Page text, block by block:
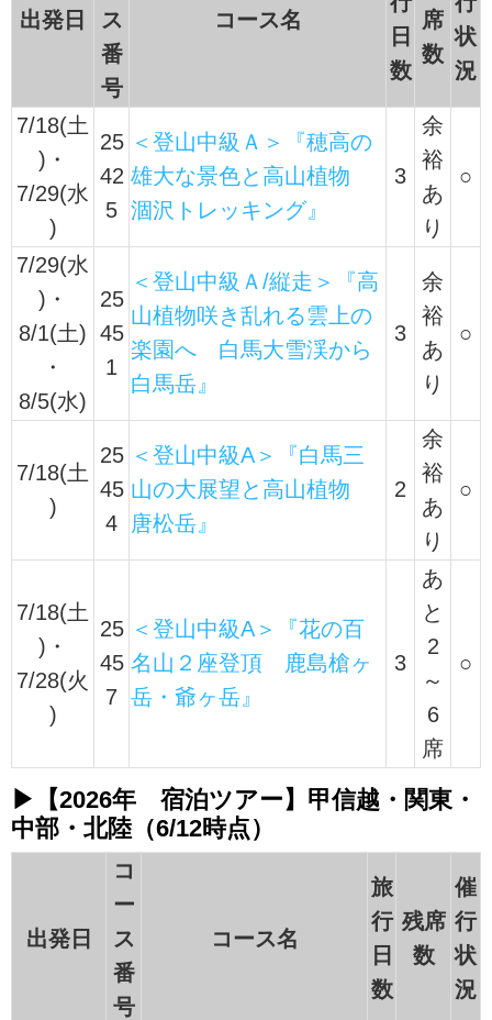
出発日
ス
番
号
コース名
日
数
席
数
状
況
7/18(土
)・
7/29(水
)
25
42
5
＜登山中級Ａ＞『穂高の
雄大な景色と高山植物
涸沢トレッキング』
3
余
裕
あ
り
○
7/29(水
)・
8/1(土)
・
8/5(水)
25
45
1
＜登山中級Ａ/縦走＞『高
山植物咲き乱れる雲上の
楽園へ 白馬大雪渓から
白馬岳』
3
余
裕
あ
り
○
7/18(土
)
25
45
4
＜登山中級A＞『白馬三
山の大展望と高山植物
唐松岳』
2
余
裕
あ
り
○
7/18(土
)・
7/28(火
)
25
45
7
＜登山中級A＞『花の百
名山２座登頂 鹿島槍ヶ
岳・爺ヶ岳』
3
あ
と
2
～
6
席
○
▶【2026年 宿泊ツアー】甲信越・関東・
中部・北陸（6/12時点）
出発日
コ
ー
ス
番
号
コース名
旅
行
日
数
残席
数
催
行
状
況